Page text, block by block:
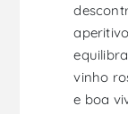
vinho
e boa